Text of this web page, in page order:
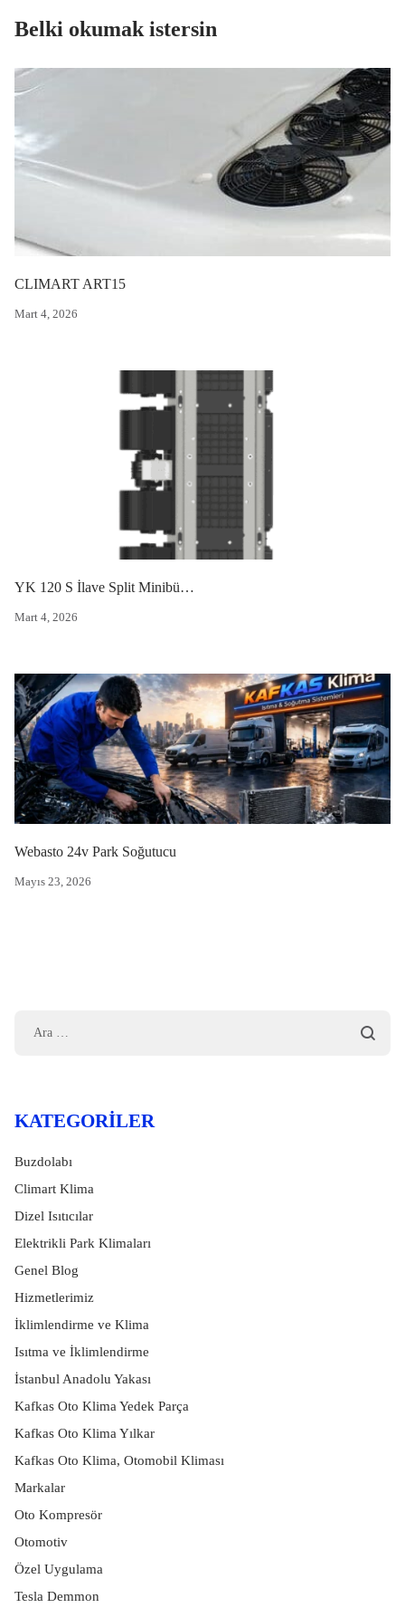
Belki okumak istersin
Mart 4, 2026
CLIMART ART15
Mart 4, 2026
YK 120 S İlave Split Minibüs Kliması
Mayıs 23, 2026
Webasto 24v Park Soğutucu
KATEGORILER
Buzdolabı
Climart Klima
Dizel Isıtıcılar
Elektrikli Park Klimaları
Genel Blog
Hizmetlerimiz
İklimlendirme ve Klima
Isıtma ve İklimlendirme
İstanbul Anadolu Yakası
Kafkas Oto Klima Yedek Parça
Kafkas Oto Klima Yılkar
Kafkas Oto Klima, Otomobil Kliması
Markalar
Oto Kompresör
Otomotiv
Özel Uygulama
Tesla Demmon